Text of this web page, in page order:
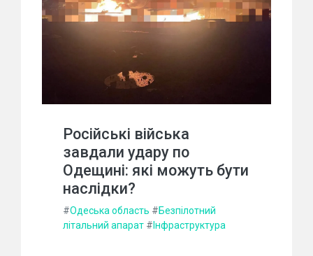
Російські війська
завдали удару по
Одещині: які можуть бути
наслідки?
#Одеська область #Безпілотний
літальний апарат # Інфраструктура